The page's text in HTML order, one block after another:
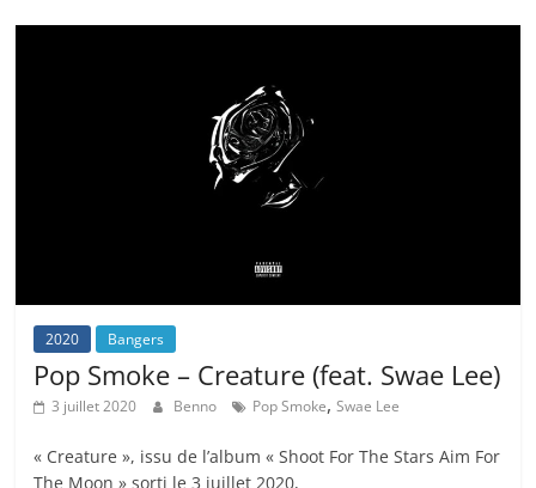
2020 Bangers
Pop Smoke – Creature (feat. Swae Lee)
3 juillet 2020 Benno Pop Smoke,Swae Lee
« Creature », issu de l’album « Shoot For The Stars Aim For
The Moon » sorti le 3 juillet 2020,